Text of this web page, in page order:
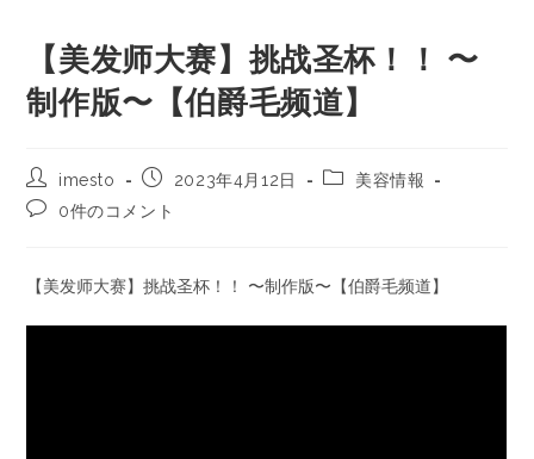
【美发师大赛】挑战圣杯！！ 〜
制作版〜【伯爵毛频道】
imesto 2023年4月12日
美容情報
0件のコメント
【美发师大赛】挑战圣杯！！ 〜制作版〜【伯爵毛频道】